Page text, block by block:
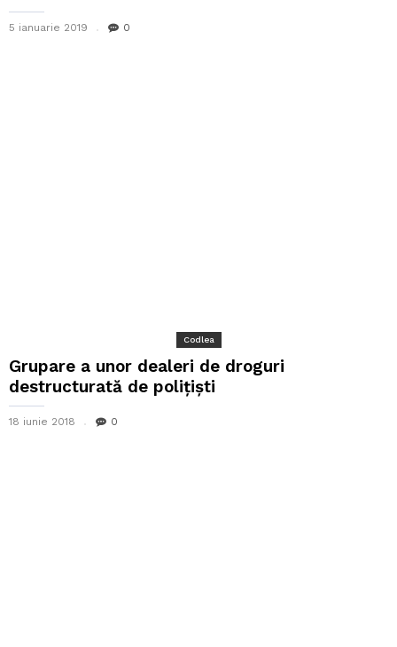
5 ianuarie 2019 0
Codlea
Grupare a unor dealeri de droguri
destructurată de polițiști
18 iunie 2018 0